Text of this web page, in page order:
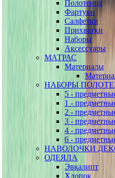
Полотенца
Фартуки
Салфетки
Прихватки
Наборы
Аксессуары
МАТРАС
Материалы
НАБОРЫ
5 -
1 -
2 -
3 -
4 -
6 -
НАВОЛОЧКИ
ОДЕЯЛА
Эвкалипт
Хлопок